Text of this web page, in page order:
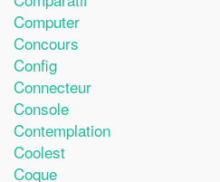
Computer
Concours
Config
Connecteur
Console
Contemplation
Coolest
Coque